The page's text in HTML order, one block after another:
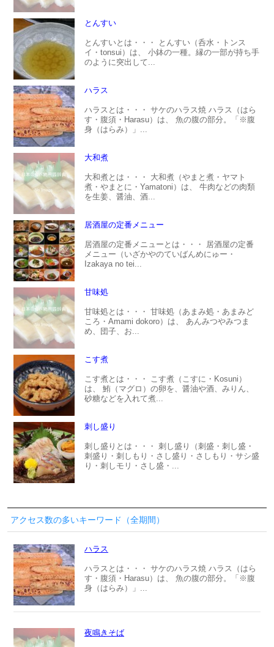
とんすい
とんすいとは・・・ とんすい（呑水・トンス
イ・tonsui）は、 小鉢の一種。縁の一部が持ち手
のように突出して...
ハラス
ハラスとは・・・ サケのハラス焼 ハラス（はら
す・腹須・Harasu）は、 魚の腹の部分。「※腹
身（はらみ）」...
大和煮
大和煮とは・・・ 大和煮（やまと煮・ヤマト
煮・やまとに・Yamatoni）は、 牛肉などの肉類
を生姜、醤油、酒...
居酒屋の定番メニュー
居酒屋の定番メニューとは・・・ 居酒屋の定番
メニュー（いざかやのていばんめにゅー・
Izakaya no tei...
甘味処
甘味処とは・・・ 甘味処（あまみ処・あまみど
ころ・Amami dokoro）は、 あんみつやみつま
め、団子、お...
こす煮
こす煮とは・・・ こす煮（こすに・Kosuni）
は、 鮪（マグロ）の卵を、醤油や酒、みりん、
砂糖などを入れて煮...
刺し盛り
刺し盛りとは・・・ 刺し盛り（刺盛・刺し盛・
刺盛り・刺しもり・さし盛り・さしもり・サシ盛
り・刺しモリ・さし盛・...
アクセス数の多いキーワード（全期間）
ハラス
ハラスとは・・・ サケのハラス焼 ハラス（はら
す・腹須・Harasu）は、 魚の腹の部分。「※腹
身（はらみ）」...
夜鳴きそば